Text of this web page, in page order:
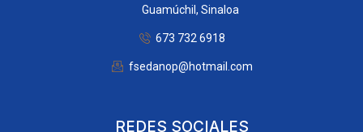
Guamúchil, Sinaloa
673 732 6918
fsedanop@hotmail.com
REDES SOCIALES